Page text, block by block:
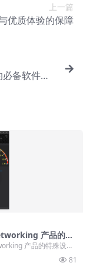
上一篇
优质体验的保障
备软件，
产品的特
产品的特殊设置
N...
81